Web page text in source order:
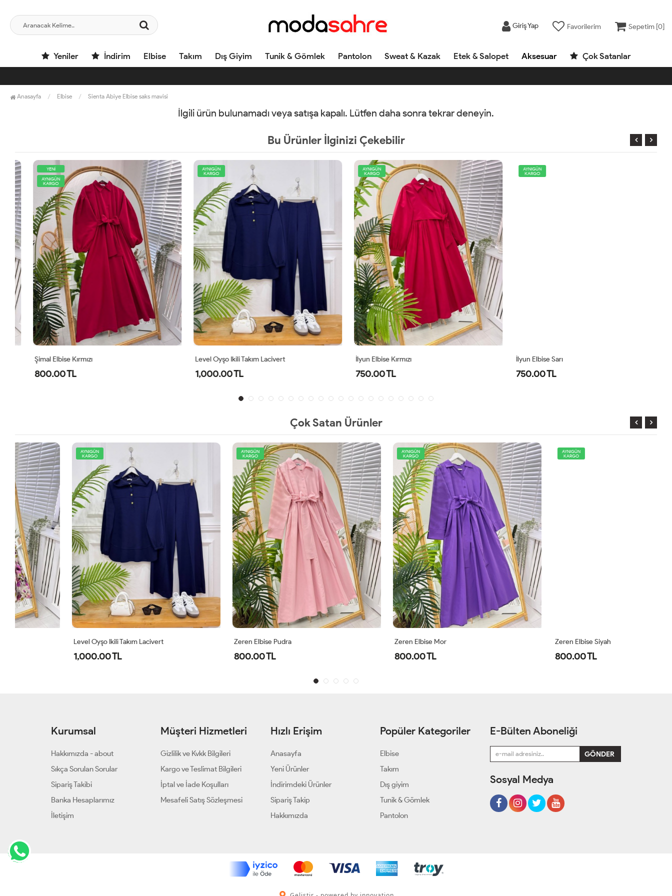
Giriş Yap Favorilerim Sepetim [0]
Yeniler İndirim Elbise Takım Dış Giyim Tunik & Gömlek Pantolon Sweat & Kazak Etek & Salopet Aksesuar Çok Satanlar
Anasayfa Elbise Sienta Abiye Elbise saks mavisi
İlgili ürün bulunamadı veya satışa kapalı. Lütfen daha sonra tekrar deneyin.
Bu Ürünler İlginizi Çekebilir
AYNIGÜN
KARGO
Şimal Elbise Kırmızı
800.00 TL
AYNIGÜN
KARGO
Level Oyşo Ikili Takım Lacivert
1,000.00 TL
AYNIGÜN
KARGO
İlyun Elbise Kırmızı
750.00 TL
AYNIGÜN
KARGO
İlyun Elbise Sarı
750.00 TL
Çok Satan Ürünler
AYNIGÜN
KARGO
Level Oyşo Ikili Takım Lacivert Zeren Elbise Pudra
AYNIGÜN
KARGO
Zeren Elbise Mor
AYNIGÜN
KARGO
Zeren Elbise Siyah
Kurumsal
Hakkımızda - about
Sıkça Sorulan Sorular
Sipariş Takibi
Banka Hesaplarımız
İletişim
Müşteri Hizmetleri
Gizlilik ve Kvkk Bilgileri
Kargo ve Teslimat Bilgileri
İptal ve İade Koşulları
Mesafeli Satış Sözleşmesi
Hızlı Erişim
Anasayfa
Yeni Ürünler
İndirimdeki Ürünler
Sipariş Takip
Hakkımızda
Popüler Kategoriler
Elbise
Takım
Dış giyim
Tunik & Gömlek
Pantolon
E-Bülten Aboneliği
Sosyal Medya